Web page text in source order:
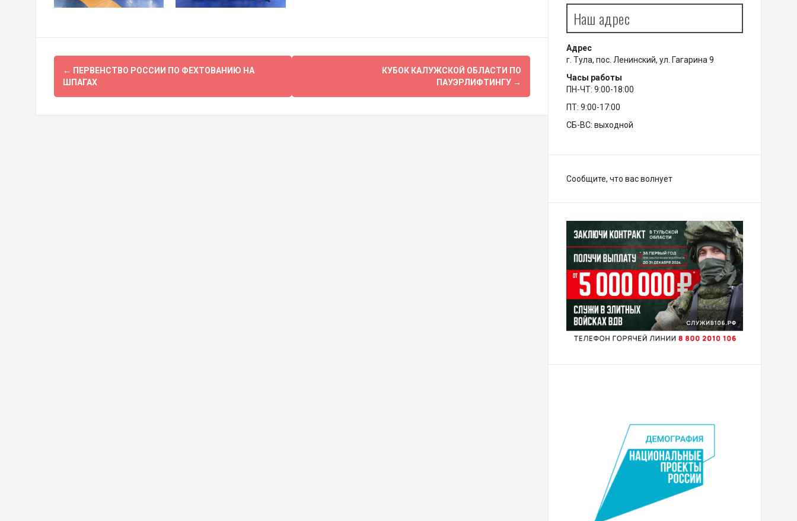
Навигация
по
← ПЕРВЕНСТВО РОССИИ ПО ФЕХТОВАНИЮ НА
ШПАГАХ
КУБОК КАЛУЖСКОЙ ОБЛАСТИ ПО
ПАУЭРЛИФТИНГУ →
Наш адрес
Адрес
г. Тула, пос. Ленинский, ул. Гагарина 9
Часы работы
ПН-ЧТ: 9:00-18:00
ПТ: 9:00-17:00
СБ-ВС: выходной
Сообщите, что вас волнует